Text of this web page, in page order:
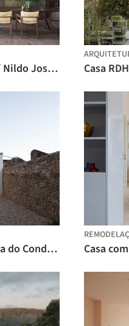
Casa Coral Celeiro Alvorada / Nildo José Arquitetos Casa
Studio de Arquitetura em Vila do Conde / Raulino Silva Arquitecto